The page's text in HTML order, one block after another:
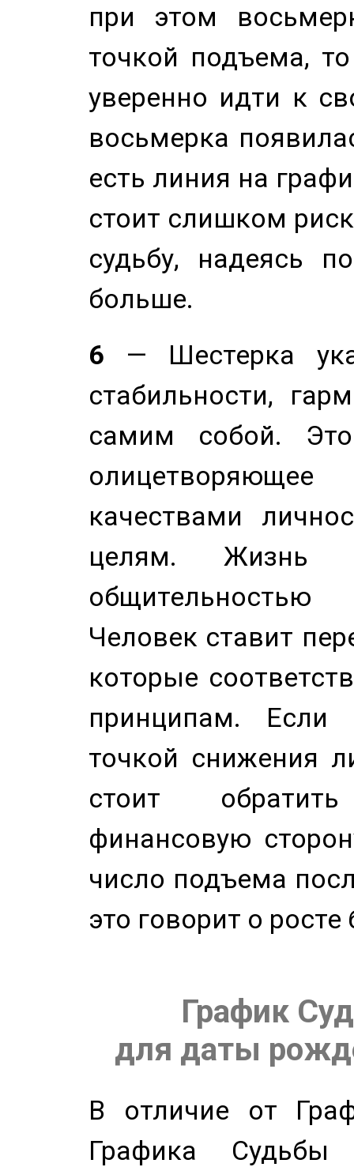
при этом
точкой подъема,
уверенно идти к
восьмерка
есть линия на
стоит слишком
судьбу, надеясь
больше.
6 — Шестерка
стабильности,
самим собой.
качествами
целям. Жизнь
Человек ставит
которые
принципам. Если
точкой снижения
стоит
финансовую
число подъема
это говорит о
График
для даты
В отличие от
Графика